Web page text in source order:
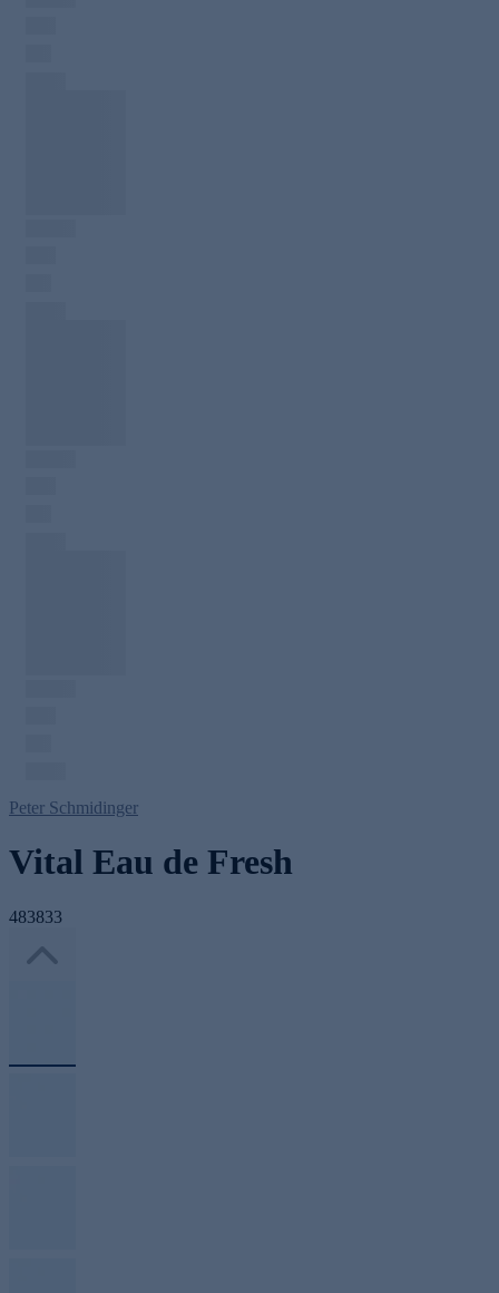
Peter Schmidinger
Vital Eau de Fresh
483833